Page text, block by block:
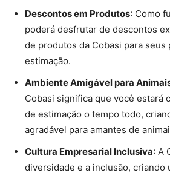
Descontos em Produtos: Como
poderá desfrutar de descontos
de produtos da Cobasi para seus
estimação.
Ambiente Amigável para
Cobasi significa que você estará
de estimação o tempo todo,
agradável para amantes de
Cultura Empresarial Inclusiva: A
diversidade e a inclusão, criando